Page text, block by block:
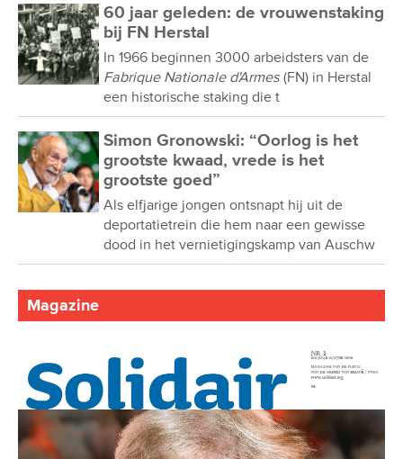
60 jaar geleden: de vrouwenstaking
bij FN Herstal
In 1966 beginnen 3000 arbeidsters van de
Fabrique Nationale d'Armes (FN) in Herstal
een historische staking die t
Simon Gronowski: “Oorlog is het
grootste kwaad, vrede is het
grootste goed”
Als elfjarige jongen ontsnapt hij uit de
deportatietrein die hem naar een gewisse
dood in het vernietigingskamp van Auschw
Magazine